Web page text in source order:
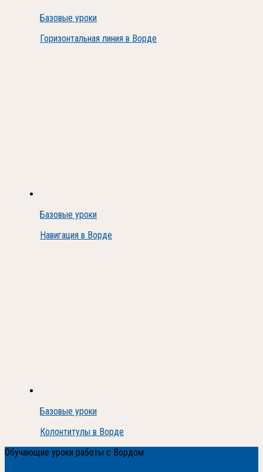
Базовые уроки
Горизонтальная линия в Ворде
Базовые уроки
Навигация в Ворде
Базовые уроки
Колонтитулы в Ворде
Обучающие уроки работы с Вордом